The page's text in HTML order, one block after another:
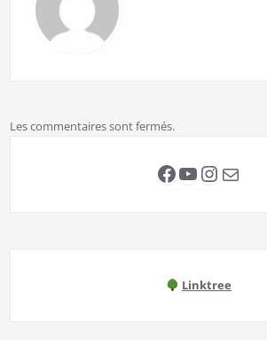
Les commentaires sont fermés.
Facebook
YouTube
E-mail
Linktree